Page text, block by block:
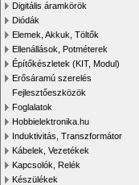
Digitális áramkörök
Diódák
Elemek, Akkuk, Töltők
Ellenállások, Potméterek
Építőkészletek (KIT, Modul)
Erősáramú szerelés
Fejlesztőeszközök
Foglalatok
Hobbielektronika.hu
Induktivitás, Transzformátor
Kábelek, Vezetékek
Kapcsolók, Relék
Készülékek